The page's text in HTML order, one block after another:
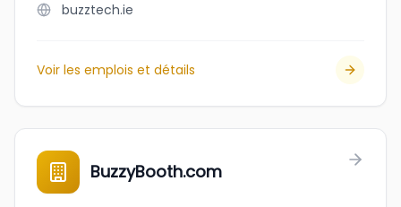
buzztech.ie
Voir les emplois et détails
BuzzyBooth.com